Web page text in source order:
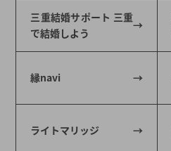
三重結婚サポート 三重
で結婚しよう
縁navi
ライトマリッジ